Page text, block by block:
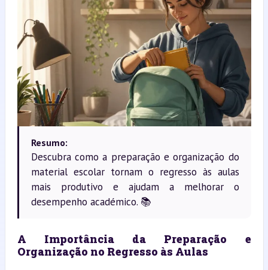
Resumo:
Descubra como a preparação e organização do
material escolar tornam o regresso às aulas
mais produtivo e ajudam a melhorar o
desempenho académico. 📚
A Importância da Preparação e
Organização no Regresso às Aulas